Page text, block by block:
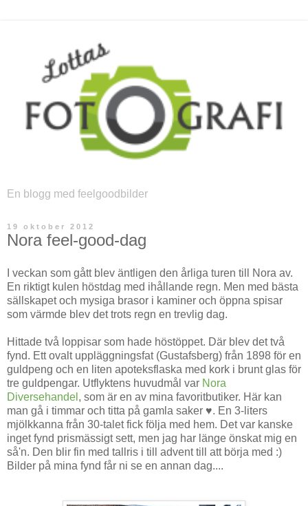
En blogg med feelgoodbilder
19 oktober 2012
Nora feel-good-dag
I veckan som gått blev äntligen den årliga turen till Nora av.
En riktigt kulen höstdag med ihållande regn. Men med bästa
sällskapet och mysiga brasor i kaminer och öppna spisar
som värmde blev det trots regn en trevlig dag.
Hittade två loppisar som hade höstöppet. Där blev det två
fynd. Ett ovalt uppläggningsfat (Gustafsberg) från 1898 för en
guldpeng och en liten apoteksflaska med kork i brunt glas för
tre guldpengar. Utflyktens huvudmål var Nora
Diversehandel , som är en av mina favoritbutiker. Här kan
man gå i timmar och titta på gamla saker ♥. En 3-liters
mjölkkanna från 30-talet fick följa med hem. Det var kanske
inget fynd prismässigt sett, men jag har länge önskat mig en
så'n. Den blir fin med tallris i till advent till att börja med :)
Bilder på mina fynd får ni se en annan dag....